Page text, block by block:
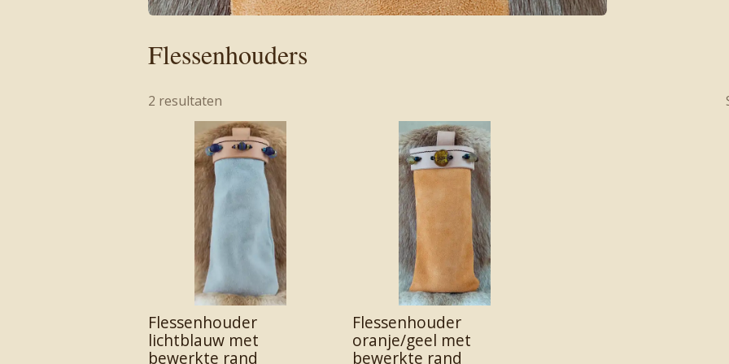
Flessenhouders
2 resultaten
Flessenhouder
lichtblauw met
bewerkte rand
Flessenhouder
oranje/geel met
bewerkte rand